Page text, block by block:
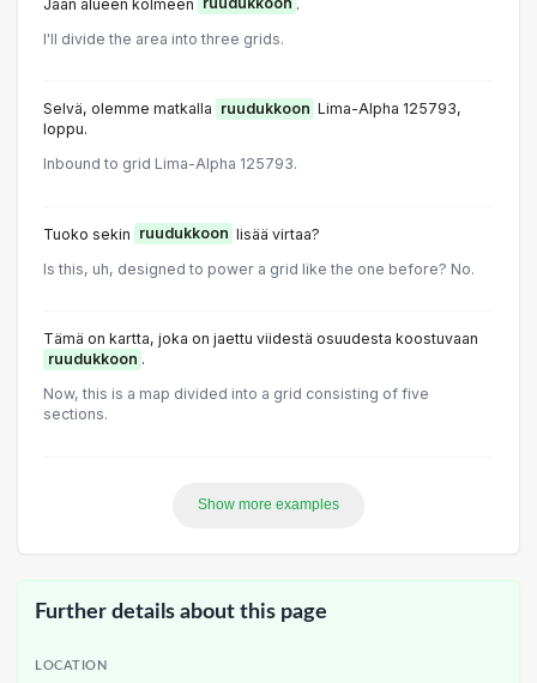
Jaan alueen kolmeen ruudukkoon .
I'll divide the area into three grids.
Selvä, olemme matkalla ruudukkoon Lima-Alpha 125793,
loppu.
Inbound to grid Lima-Alpha 125793.
Tuoko sekin ruudukkoon lisää virtaa?
Is this, uh, designed to power a grid like the one before? No.
Tämä on kartta, joka on jaettu viidestä osuudesta koostuvaan
ruudukkoon .
Now, this is a map divided into a grid consisting of five
sections.
Show more examples
Further details about this page
LOCATION